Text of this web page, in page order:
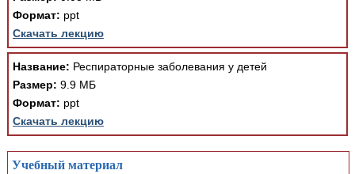
Формат: ppt
Скачать лекцию
Название: Респираторные заболевания у детей
Размер: 9.9 МБ
Формат: ppt
Скачать лекцию
Учебный материал